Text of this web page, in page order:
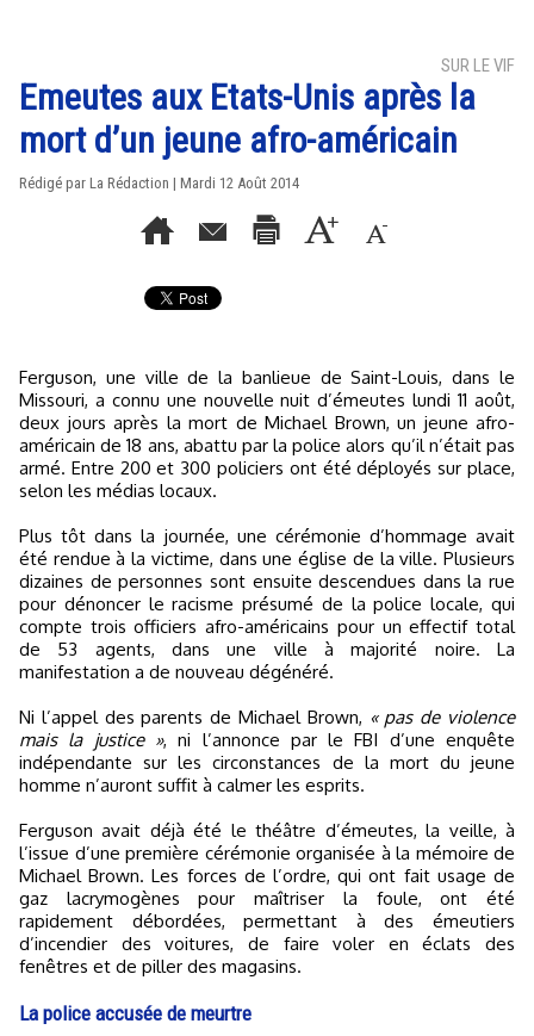
SUR LE VIF
Emeutes aux Etats-Unis après la
mort d’un jeune afro-américain
Rédigé par La Rédaction | Mardi 12 Août 2014
Ferguson, une ville de la banlieue de Saint-Louis, dans le
Missouri, a connu une nouvelle nuit d’émeutes lundi 11 août,
deux jours après la mort de Michael Brown, un jeune afro-
américain de 18 ans, abattu par la police alors qu’il n’était pas
armé. Entre 200 et 300 policiers ont été déployés sur place,
selon les médias locaux.
Plus tôt dans la journée, une cérémonie d’hommage avait
été rendue à la victime, dans une église de la ville. Plusieurs
dizaines de personnes sont ensuite descendues dans la rue
pour dénoncer le racisme présumé de la police locale, qui
compte trois officiers afro-américains pour un effectif total
de 53 agents, dans une ville à majorité noire. La
manifestation a de nouveau dégénéré.
Ni l’appel des parents de Michael Brown, « pas de violence
mais la justice », ni l’annonce par le FBI d’une enquête
indépendante sur les circonstances de la mort du jeune
homme n’auront suffit à calmer les esprits.
Ferguson avait déjà été le théâtre d’émeutes, la veille, à
l’issue d’une première cérémonie organisée à la mémoire de
Michael Brown. Les forces de l’ordre, qui ont fait usage de
gaz lacrymogènes pour maîtriser la foule, ont été
rapidement débordées, permettant à des émeutiers
d’incendier des voitures, de faire voler en éclats des
fenêtres et de piller des magasins.
La police accusée de meurtre